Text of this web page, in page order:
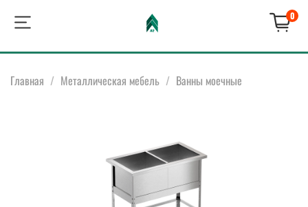
0
Главная Металлическая мебель Ванны моечные